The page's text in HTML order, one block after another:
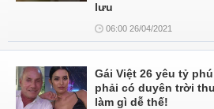
lưu
06:00 26/04/2021
Gái Việt 26 yêu tỷ
phải có duyên trời
làm gì dễ thế!